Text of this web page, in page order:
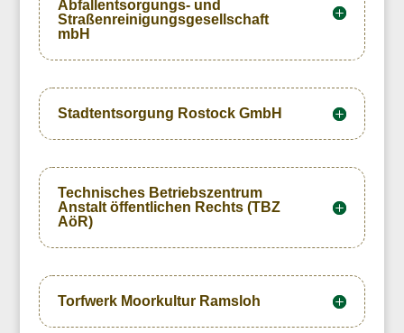
Abfallentsorgungs- und
Straßenreinigungsgesellschaft
mbH
Stadtentsorgung Rostock GmbH
Technisches Betriebszentrum
Anstalt öffentlichen Rechts (TBZ
AöR)
Torfwerk Moorkultur Ramsloh